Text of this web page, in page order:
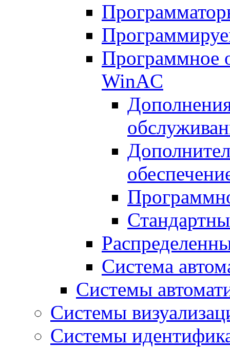
Программное
WinAC
Система
Системы
Системы
Системы